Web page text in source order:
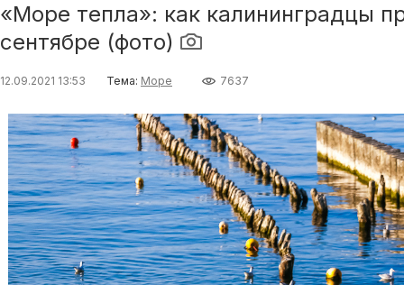
«Море тепла»: как калининградцы
сентябре (фото)
12.09.2021 13:53 Тема: Море 7637